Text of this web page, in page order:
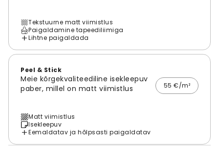
Tekstuurne matt viimistlus
Paigaldamine tapeediliimiga
Lihtne paigaldada
Peel & Stick
Meie kõrgekvaliteediline isekleepuv
paber, millel on matt viimistlus
55 €/m²
Matt viimistlus
Isekleepuv
Eemaldatav ja hõlpsasti paigaldatav